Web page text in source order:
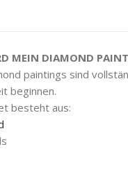
MEIN DIAMOND
paintings sind
beginnen.
besteht aus: